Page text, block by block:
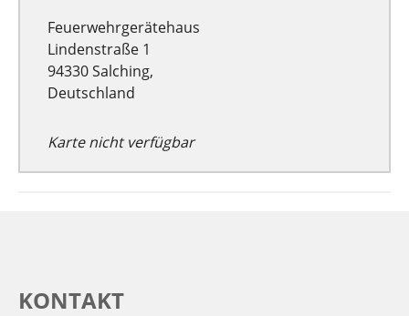
Feuerwehrgerätehaus
Lindenstraße 1
94330 Salching,
Deutschland
Karte nicht verfügbar
KONTAKT